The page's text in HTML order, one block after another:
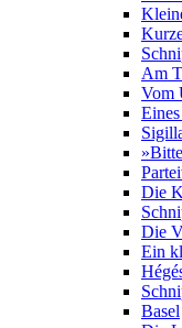
Am
Vom
Die
Die
Ein
Basel